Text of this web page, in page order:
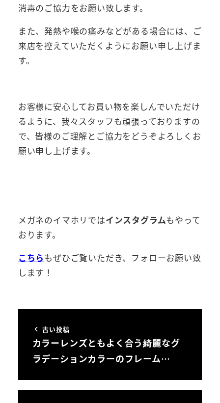
消毒のご協力をお願い致します。
また、発熱や喉の痛みなどがある場合には、ご
来店を控えていただくようにお願い申し上げま
す。
お客様に安心してお買い物を楽しんでいただけ
るように、我々スタッフも頑張っておりますの
で、皆様のご理解とご協力をどうぞよろしくお
願い申し上げます。
メガネのイマホリではインスタグラムもやって
おります。
こちらもぜひご覧いただき、フォローお願い致
します！
古い投稿
カラーレンズともよく合う綺麗なグ
ラデーションカラーのフレーム…